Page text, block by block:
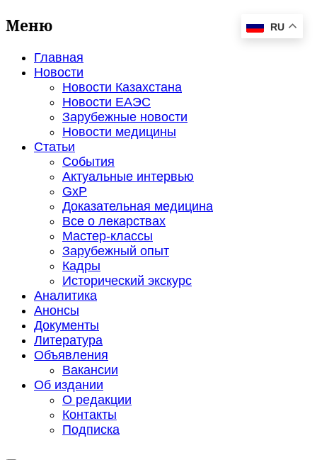
Меню
Главная
Новости
Новости Казахстана
Новости ЕАЭС
Зарубежные новости
Новости медицины
Статьи
События
Актуальные интервью
GxP
Доказательная медицина
Все о лекарствах
Мастер-классы
Зарубежный опыт
Кадры
Исторический экскурс
Аналитика
Анонсы
Документы
Литература
Объявления
Вакансии
Об издании
О редакции
Контакты
Подписка
RU